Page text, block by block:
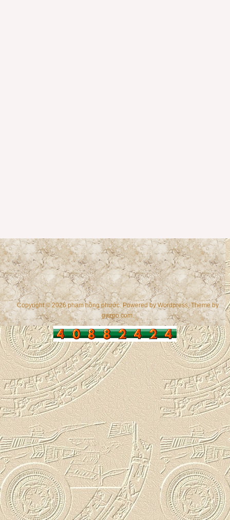
Copyright © 2026 phạm hồng phước. Powered byWordpress, Theme by
gazpo.com.